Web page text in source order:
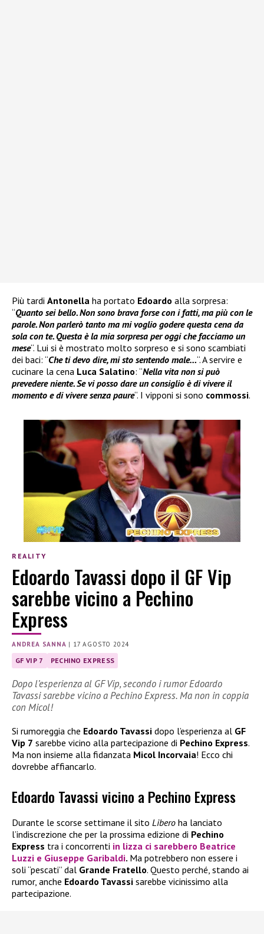
Più tardi Antonella ha portato Edoardo alla sorpresa:
“Quanto sei bello. Non sono brava forse con i fatti, ma più con le
parole. Non parlerò tanto ma mi voglio godere questa cena da
sola con te. Questa è la mia sorpresa per oggi che facciamo un
mese“. Lui si è mostrato molto sorpreso e si sono scambiati
dei baci: “Che ti devo dire, mi sto sentendo male…“. A servire e
cucinare la cena Luca Salatino: “Nella vita non si può
prevedere niente. Se vi posso dare un consiglio è di vivere il
momento e di vivere senza paure“. I vipponi si sono commossi.
REALITY
Edoardo Tavassi dopo il GF Vip
sarebbe vicino a Pechino
Express
ANDREA SANNA | 17 AGOSTO 2024
GF VIP 7 PECHINO EXPRESS
Dopo l’esperienza al GF Vip, secondo i rumor Edoardo
Tavassi sarebbe vicino a Pechino Express. Ma non in coppia
con Micol!
Si rumoreggia che Edoardo Tavassi dopo l’esperienza al GF
Vip 7 sarebbe vicino alla partecipazione di Pechino Express.
Ma non insieme alla fidanzata Micol Incorvaia! Ecco chi
dovrebbe affiancarlo.
Edoardo Tavassi vicino a Pechino Express
Durante le scorse settimane il sito Libero ha lanciato
l’indiscrezione che per la prossima edizione di Pechino
Express tra i concorrenti in lizza ci sarebbero Beatrice
Luzzi e Giuseppe Garibaldi. Ma potrebbero non essere i
soli “pescati” dal Grande Fratello. Questo perché, stando ai
rumor, anche Edoardo Tavassi sarebbe vicinissimo alla
partecipazione.